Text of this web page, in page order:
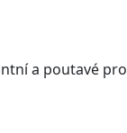
a poutavé